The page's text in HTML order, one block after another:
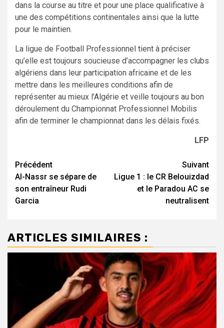
dans la course au titre et pour une place qualificative à
une des compétitions continentales ainsi que la lutte
pour le maintien.
La ligue de Football Professionnel tient à préciser
qu’elle est toujours soucieuse d’accompagner les clubs
algériens dans leur participation africaine et de les
mettre dans les meilleures conditions afin de
représenter au mieux l’Algérie et veille toujours au bon
déroulement du Championnat Professionnel Mobilis
afin de terminer le championnat dans les délais fixés.
LFP
Navigation
d’article
Précédent
Al-Nassr se sépare de
son entraîneur Rudi
Garcia
Suivant
Ligue 1 : le CR Belouizdad
et le Paradou AC se
neutralisent
ARTICLES SIMILAIRES :